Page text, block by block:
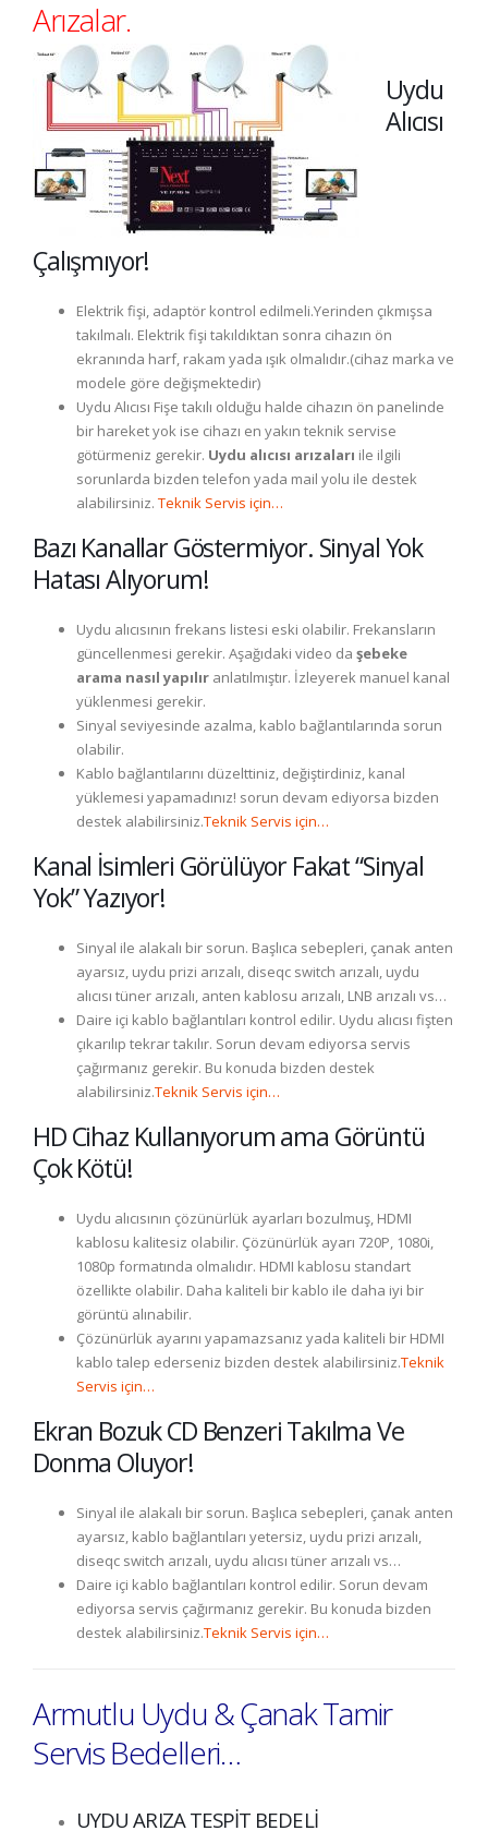
Arızalar.
Uydu
Alıcısı
Çalışmıyor!
Elektrik fişi, adaptör kontrol edilmeli.Yerinden çıkmışsa
takılmalı. Elektrik fişi takıldıktan sonra cihazın ön
ekranında harf, rakam yada ışık olmalıdır.(cihaz marka ve
modele göre değişmektedir)
Uydu Alıcısı Fişe takılı olduğu halde cihazın ön panelinde
bir hareket yok ise cihazı en yakın teknik servise
götürmeniz gerekir. Uydu alıcısı arızaları ile ilgili
sorunlarda bizden telefon yada mail yolu ile destek
alabilirsiniz. Teknik Servis için…
Bazı Kanallar Göstermiyor. Sinyal Yok
Hatası Alıyorum!
Uydu alıcısının frekans listesi eski olabilir. Frekansların
güncellenmesi gerekir. Aşağıdaki video da şebeke
arama nasıl yapılır anlatılmıştır. İzleyerek manuel kanal
yüklenmesi gerekir.
Sinyal seviyesinde azalma, kablo bağlantılarında sorun
olabilir.
Kablo bağlantılarını düzelttiniz, değiştirdiniz, kanal
yüklemesi yapamadınız! sorun devam ediyorsa bizden
destek alabilirsiniz.Teknik Servis için…
Kanal İsimleri Görülüyor Fakat “Sinyal
Yok” Yazıyor!
Sinyal ile alakalı bir sorun. Başlıca sebepleri, çanak anten
ayarsız, uydu prizi arızalı, diseqc switch arızalı, uydu
alıcısı tüner arızalı, anten kablosu arızalı, LNB arızalı vs…
Daire içi kablo bağlantıları kontrol edilir. Uydu alıcısı fişten
çıkarılıp tekrar takılır. Sorun devam ediyorsa servis
çağırmanız gerekir. Bu konuda bizden destek
alabilirsiniz.Teknik Servis için…
HD Cihaz Kullanıyorum ama Görüntü
Çok Kötü!
Uydu alıcısının çözünürlük ayarları bozulmuş, HDMI
kablosu kalitesiz olabilir. Çözünürlük ayarı 720P, 1080i,
1080p formatında olmalıdır. HDMI kablosu standart
özellikte olabilir. Daha kaliteli bir kablo ile daha iyi bir
görüntü alınabilir.
Çözünürlük ayarını yapamazsanız yada kaliteli bir HDMI
kablo talep ederseniz bizden destek alabilirsiniz.Teknik
Servis için…
Ekran Bozuk CD Benzeri Takılma Ve
Donma Oluyor!
Sinyal ile alakalı bir sorun. Başlıca sebepleri, çanak anten
ayarsız, kablo bağlantıları yetersiz, uydu prizi arızalı,
diseqc switch arızalı, uydu alıcısı tüner arızalı vs…
Daire içi kablo bağlantıları kontrol edilir. Sorun devam
ediyorsa servis çağırmanız gerekir. Bu konuda bizden
destek alabilirsiniz.Teknik Servis için…
Armutlu Uydu & Çanak Tamir
Servis Bedelleri…
UYDU ARIZA TESPİT BEDELİ